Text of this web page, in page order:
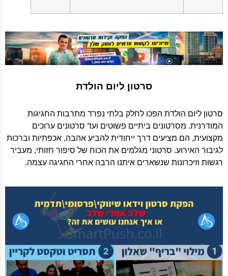
סרטון ליום הולדת
סרטון ליום הולדת הפכו לחלק בלתי נפרד מתרבות החגיגות
המודרנית. מסרטונים ביתיים פשוטים ועד סרטונים ערוכים
מקצועית, הם מציעים דרך ייחודית להביע אהבה, אכפתיות וברכות
לגיבור האירוע. סרטוני מגלמים את הכוח של סיפור חזותי, מעביר
רגשות וזיכרונות שנשארים איתנו הרבה אחרי החגיגה עצמה.